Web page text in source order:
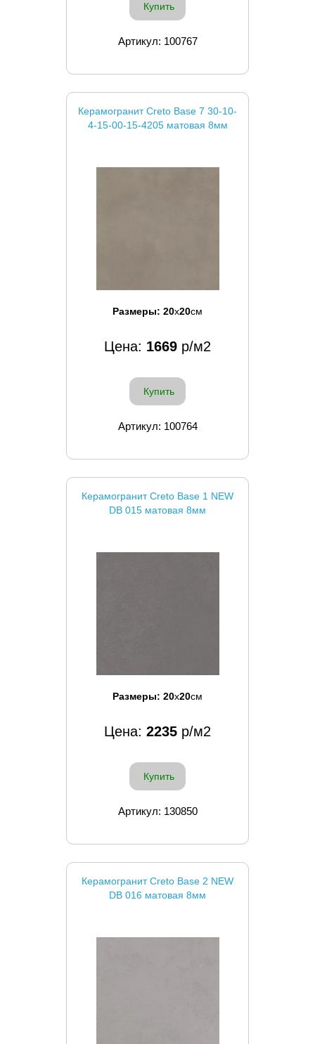
Купить
Артикул: 100767
Керамогранит Creto Base 7 30-10-
4-15-00-15-4205 матовая 8мм
Размеры: 20x20см
Цена: 1669 р/м2
Купить
Артикул: 100764
Керамогранит Creto Base 1 NEW
DB 015 матовая 8мм
Размеры: 20x20см
Цена: 2235 р/м2
Купить
Артикул: 130850
Керамогранит Creto Base 2 NEW
DB 016 матовая 8мм